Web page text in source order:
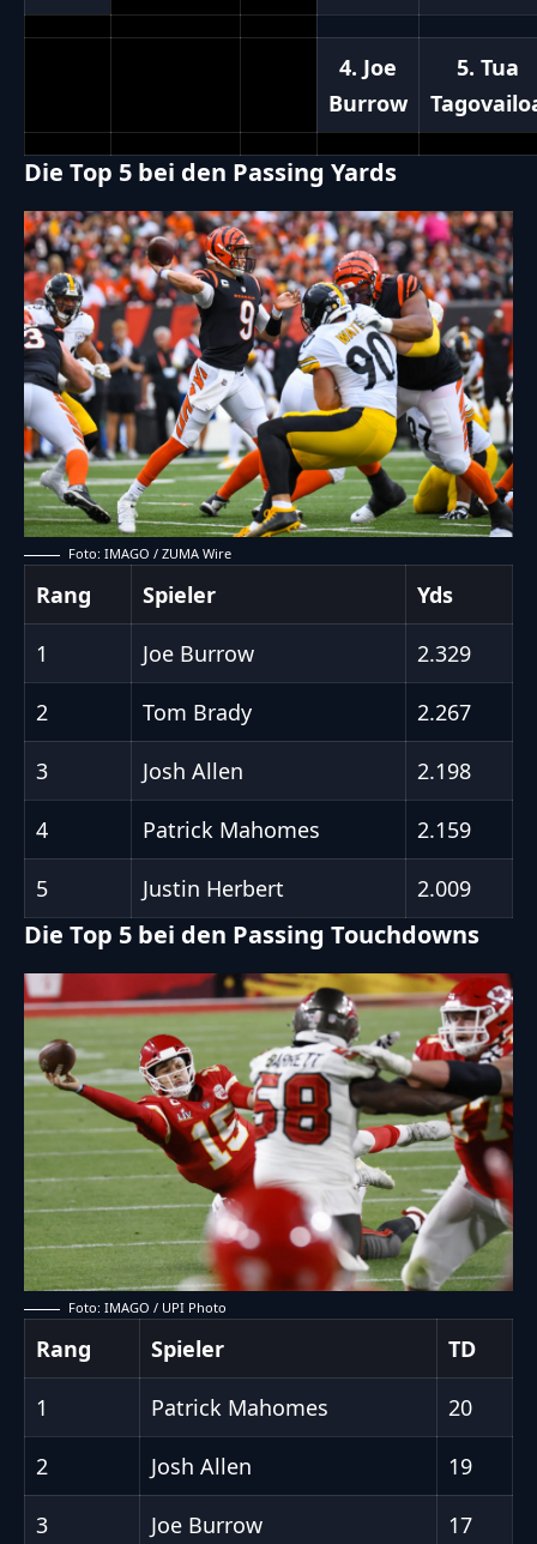
4. Joe
Burrow
5. Tua
Die Top 5 bei den Passing Yards
Foto: IMAGO / ZUMA Wire
Rang Spieler Yds
1 Joe Burrow 2.329
2 Tom Brady 2.267
3 Josh Allen 2.198
4 Patrick Mahomes 2.159
5 Justin Herbert 2.009
Die Top 5 bei den Passing Touchdowns
Foto: IMAGO / UPI Photo
Rang Spieler TD
1 Patrick Mahomes 20
2 Josh Allen 19
3 Joe Burrow 17